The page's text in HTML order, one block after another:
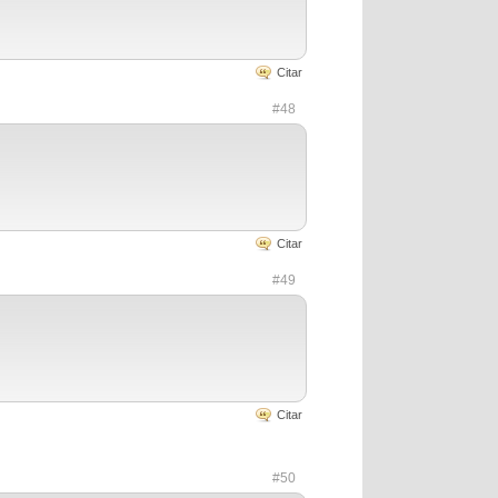
Citar
#48
Citar
#49
Citar
#50